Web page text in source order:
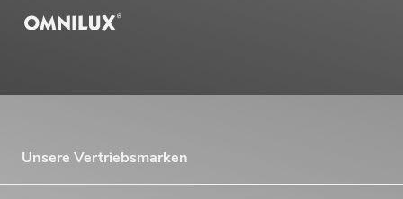
Unsere Vertriebsmarken